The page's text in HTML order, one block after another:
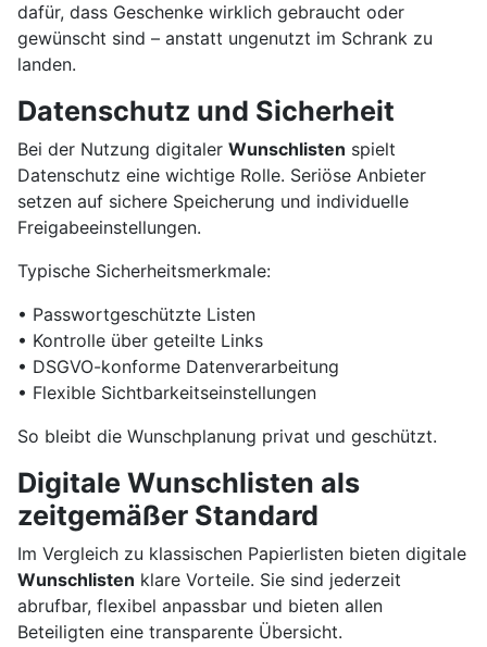
dafür, dass Geschenke wirklich gebraucht oder
gewünscht sind – anstatt ungenutzt im Schrank zu
landen.
Datenschutz und Sicherheit
Bei der Nutzung digitaler Wunschlisten spielt
Datenschutz eine wichtige Rolle. Seriöse Anbieter
setzen auf sichere Speicherung und individuelle
Freigabeeinstellungen.
Typische Sicherheitsmerkmale:
• Passwortgeschützte Listen
• Kontrolle über geteilte Links
• DSGVO-konforme Datenverarbeitung
• Flexible Sichtbarkeitseinstellungen
So bleibt die Wunschplanung privat und geschützt.
Digitale Wunschlisten als
zeitgemäßer Standard
Im Vergleich zu klassischen Papierlisten bieten digitale
Wunschlisten klare Vorteile. Sie sind jederzeit
abrufbar, flexibel anpassbar und bieten allen
Beteiligten eine transparente Übersicht.